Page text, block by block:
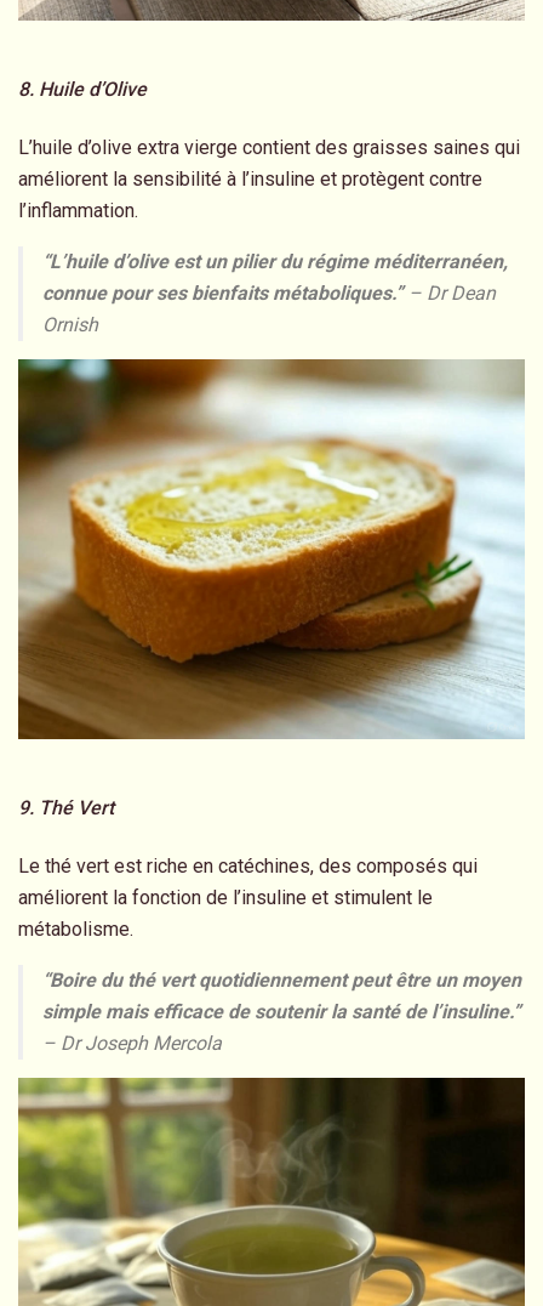
8. Huile d’Olive
L’huile d’olive extra vierge contient des graisses saines qui
améliorent la sensibilité à l’insuline et protègent contre
l’inflammation.
“L’huile d’olive est un pilier du régime méditerranéen,
connue pour ses bienfaits métaboliques.”– Dr Dean
Ornish
9. Thé Vert
Le thé vert est riche en catéchines, des composés qui
améliorent la fonction de l’insuline et stimulent le
métabolisme.
“Boire du thé vert quotidiennement peut être un moyen
simple mais efficace de soutenir la santé de l’insuline.”
– Dr Joseph Mercola